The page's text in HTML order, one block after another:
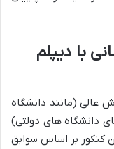
با دیپلم
عالی (مانند دانشگاه
دانشگاه های دولتی)
کنکور بر اساس سوابق